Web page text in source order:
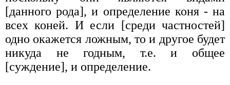
[данного рода], и определение коня - на
всех коней. И если [среди частностей]
одно окажется ложным, то и другое будет
никуда не годным, т.е. и общее
[суждение], и определение.